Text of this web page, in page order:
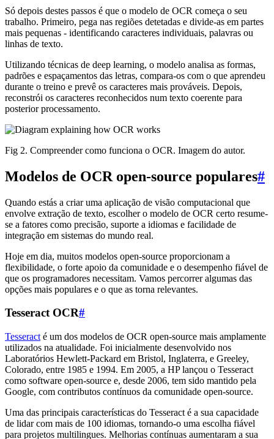
Só depois destes passos é que o modelo de OCR começa o seu
trabalho. Primeiro, pega nas regiões detetadas e divide-as em partes
mais pequenas - identificando caracteres individuais, palavras ou
linhas de texto.
Utilizando técnicas de deep learning, o modelo analisa as formas,
padrões e espaçamentos das letras, compara-os com o que aprendeu
durante o treino e prevê os caracteres mais prováveis. Depois,
reconstrói os caracteres reconhecidos num texto coerente para
posterior processamento.
Fig 2. Compreender como funciona o OCR. Imagem do autor.
Modelos de OCR open-source populares#
Quando estás a criar uma aplicação de visão computacional que
envolve extração de texto, escolher o modelo de OCR certo resume-
se a fatores como precisão, suporte a idiomas e facilidade de
integração em sistemas do mundo real.
Hoje em dia, muitos modelos open-source proporcionam a
flexibilidade, o forte apoio da comunidade e o desempenho fiável de
que os programadores necessitam. Vamos percorrer algumas das
opções mais populares e o que as torna relevantes.
Tesseract OCR#
Tesseract é um dos modelos de OCR open-source mais amplamente
utilizados na atualidade. Foi inicialmente desenvolvido nos
Laboratórios Hewlett-Packard em Bristol, Inglaterra, e Greeley,
Colorado, entre 1985 e 1994. Em 2005, a HP lançou o Tesseract
como software open-source e, desde 2006, tem sido mantido pela
Google, com contributos contínuos da comunidade open-source.
Uma das principais características do Tesseract é a sua capacidade
de lidar com mais de 100 idiomas, tornando-o uma escolha fiável
para projetos multilingues. Melhorias contínuas aumentaram a sua